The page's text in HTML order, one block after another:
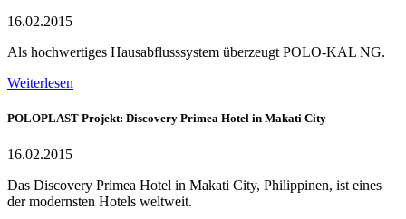
16.02.2015
Als hochwertiges Hausabflusssystem überzeugt POLO-KAL NG.
Weiterlesen
POLOPLAST Projekt: Discovery Primea Hotel in Makati City
16.02.2015
Das Discovery Primea Hotel in Makati City, Philippinen, ist eines
der modernsten Hotels weltweit.